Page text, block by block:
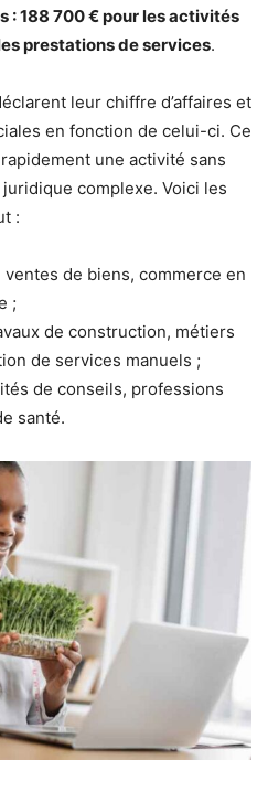
: 188 700 € pour les activités
prestations de services.
leur chiffre d’affaires et
en fonction de celui-ci. Ce
une activité sans
complexe. Voici les
:
de biens, commerce en
;
de construction, métiers
de services manuels ;
de conseils, professions
santé.